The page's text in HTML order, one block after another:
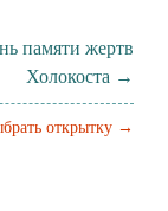
памяти жертв
Холокоста →
открытку →